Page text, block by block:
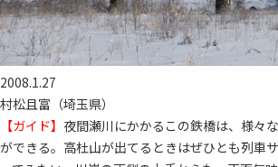
2008.1.27
村松且富（埼玉県）
【ガイド】 夜間瀬川にかかるこの鉄橋は、様々
ができる。高杜山が出てるときはぜひとも列車